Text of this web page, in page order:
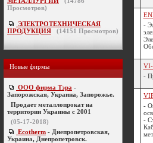
Просмотров)
ЭЛЕКТРОТЕХНИЧЕСКАЯ
ПРОДУКЦИЯ
(14151 Просмотров)
Новые фирмы
ООО фирма Тэра -
Запорожская, Украина, Запорожье.
Продает металлопрокат на
территории Украины с 2001
(05-17-2018)
Ecotherm - Днепропетровская,
Украина, Днепропетровск.
-
-
-
-